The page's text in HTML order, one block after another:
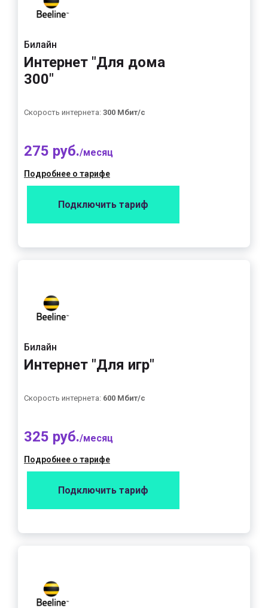
Билайн
Интернет "Для дома
300"
Скорость интернета: 300 Мбит/с
275 руб./месяц
Подробнее о тарифе
Подключить тариф
Билайн
Интернет "Для игр"
Скорость интернета: 600 Мбит/с
325 руб./месяц
Подробнее о тарифе
Подключить тариф